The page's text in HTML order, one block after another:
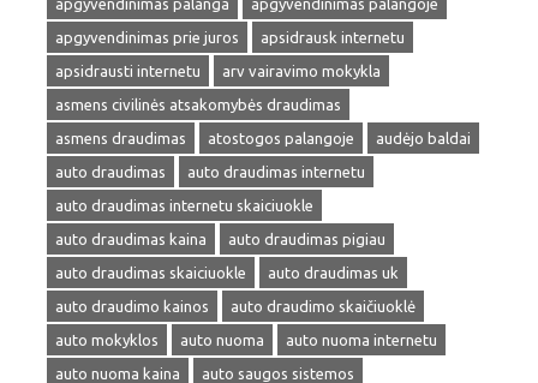
apgyvendinimas palanga
apgyvendinimas palangoje
apgyvendinimas prie juros
apsidrausk internetu
apsidrausti internetu
arv vairavimo mokykla
asmens civilinės atsakomybės draudimas
asmens draudimas
atostogos palangoje
audėjo baldai
auto draudimas
auto draudimas internetu
auto draudimas internetu skaiciuokle
auto draudimas kaina
auto draudimas pigiau
auto draudimas skaiciuokle
auto draudimas uk
auto draudimo kainos
auto draudimo skaičiuoklė
auto mokyklos
auto nuoma
auto nuoma internetu
auto nuoma kaina
auto saugos sistemos